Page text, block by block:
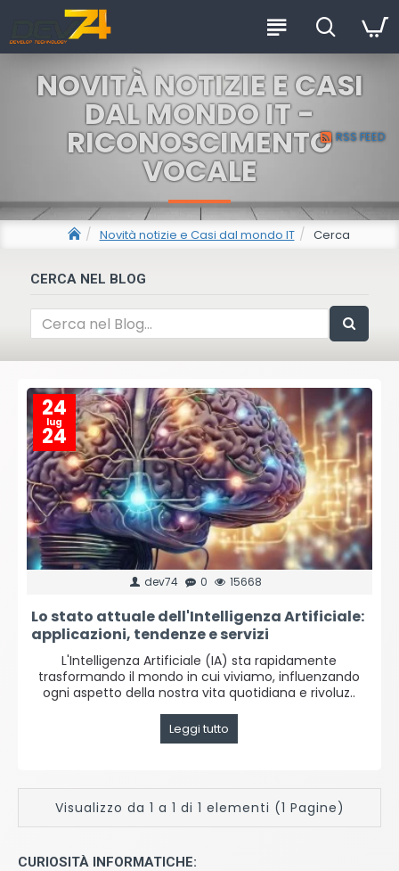
Novità notizie e Casi dal mondo IT Cerca
NOVITÀ NOTIZIE E CASI
DAL MONDO IT -
RICONOSCIMENTO
VOCALE
RSS FEED
CERCA NEL BLOG
24
lug
24
dev74 0 15668
Lo stato attuale dell'Intelligenza Artificiale:
applicazioni, tendenze e servizi
L'Intelligenza Artificiale (IA) sta rapidamente
trasformando il mondo in cui viviamo, influenzando
ogni aspetto della nostra vita quotidiana e rivoluz..
Leggi tutto
Visualizzo da 1 a 1 di 1 elementi (1 Pagine)
CURIOSITÀ INFORMATICHE: